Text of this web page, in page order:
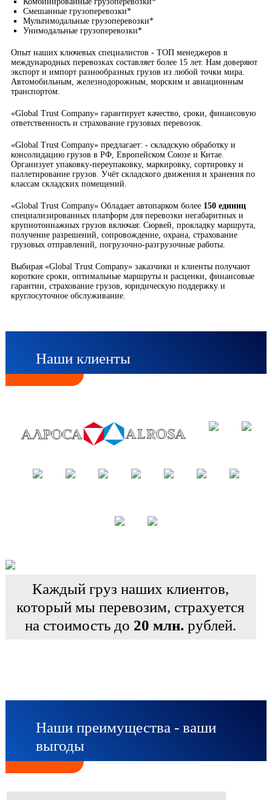
Смешанные грузоперевозки*
Мультимодальные грузоперевозки*
Унимодальные грузоперевозки*
Опыт наших ключевых специалистов - ТОП менеджеров в
международных перевозках составляет более 15 лет. Нам доверяют
экспорт и импорт разнообразных грузов из любой точки мира.
Автомобильным, железнодорожным, морским и авиационным
транспортом.
«Global Trust Company» гарантирует качество, сроки, финансовую
ответственность и страхование грузовых перевозок.
«Global Trust Company» предлагает: - складскую обработку и
консолидацию грузов в РФ, Европейском Союзе и Китае.
Организует упаковку-переупаковку, маркировку, сортировку и
паллетирование грузов. Учёт складского движения и хранения по
классам складских помещений.
«Global Trust Company» Обладает автопарком более 150 единиц
специализированных платформ для перевозки негабаритных и
крупнотоннажных грузов включая: Сюрвей, прокладку маршрута,
получение разрешений, сопровождение, охрана, страхование
грузовых отправлений, погрузочно-разгрузочные работы.
Выбирая «Global Trust Company» заказчики и клиенты получают
короткие сроки, оптимальные маршруты и расценки, финансовые
гарантии, страхование грузов, юридическую поддержку и
круглосуточное обслуживание.
Наши клиенты
Каждый груз наших клиентов,
который мы перевозим, страхуется
на стоимость до 20 млн. рублей.
Наши преимущества - ваши
выгоды